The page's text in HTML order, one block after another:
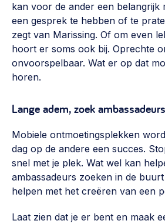
kan voor de ander een belangrijk
een gesprek te hebben of te
zegt van Marissing. Of om even
hoort er soms ook bij. Oprechte
onvoorspelbaar. Wat er op dat
horen.
Lange adem, zoek ambassadeurs
Mobiele ontmoetingsplekken
dag op de andere een succes.
snel met je plek. Wat wel kan
ambassadeurs zoeken in de
helpen met het creëren van een
Laat zien dat je er bent en maak